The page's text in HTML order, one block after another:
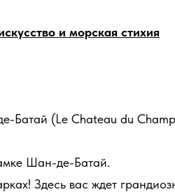
и морская стихия
Батай (Le Chateau du
Шан-де-Батай.
Здесь вас ждет